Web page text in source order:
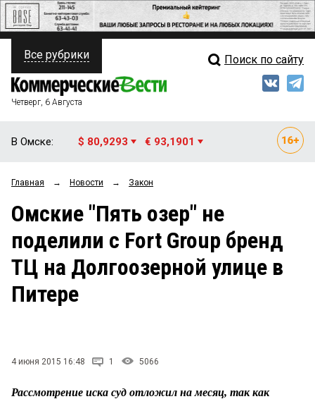
ПОЛИТИКА
ФИНАНСЫ
ОБЩЕСТВО
ЗАКОН
НОВОСТИ КОМПАНИЙ
Свежий выпуск
Рейтинги
Блоги
Архив
Все рубрики Поиск по сайту
Четверг, 6 Августа
В Омске: $ 80,9293 € 93,1901
Главная → Новости → Закон
Омские "Пять озер" не
поделили с Fort Group бренд
ТЦ на Долгоозерной улице в
Питере
4 июня 2015 16:48 1 5066
Рассмотрение иска суд отложил на месяц, так как